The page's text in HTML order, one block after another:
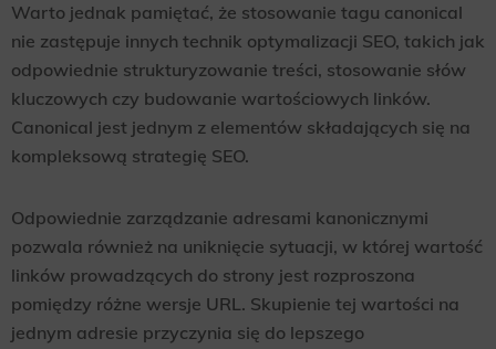
Warto jednak pamiętać, że stosowanie tagu canonical
nie zastępuje innych technik optymalizacji SEO, takich jak
odpowiednie strukturyzowanie treści, stosowanie słów
kluczowych czy budowanie wartościowych linków.
Canonical jest jednym z elementów składających się na
kompleksową strategię SEO.
Odpowiednie zarządzanie adresami kanonicznymi
pozwala również na uniknięcie sytuacji, w której wartość
linków prowadzących do strony jest rozproszona
pomiędzy różne wersje URL. Skupienie tej wartości na
jednym adresie przyczynia się do lepszego